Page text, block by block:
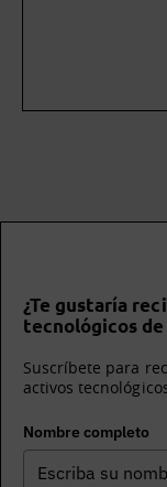
¿Te gustaría
tecnológicos de
Suscríbete para
activos
Nombre completo